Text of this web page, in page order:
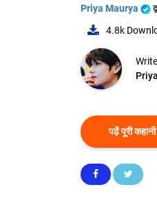
Priya Maurya
4.8k
पढ़ें पूरी कहानी